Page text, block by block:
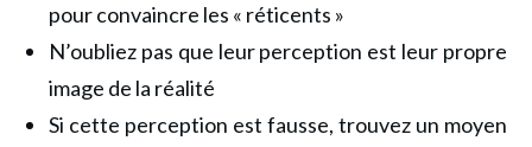
pour convaincre les « réticents »
N’oubliez pas que leur perception est leur propre
image de la réalité
Si cette perception est fausse, trouvez un moyen